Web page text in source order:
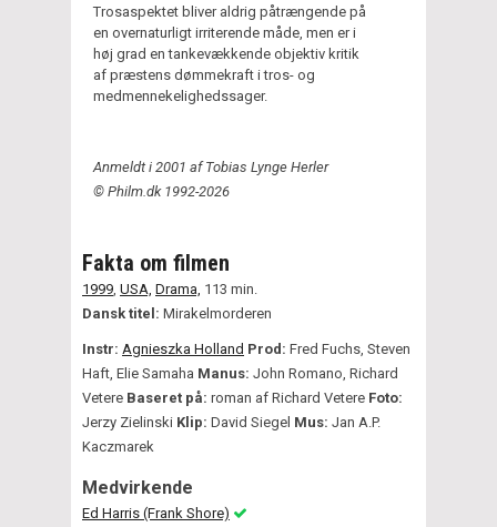
Trosaspektet bliver aldrig påtrængende på
en overnaturligt irriterende måde, men er i
høj grad en tankevækkende objektiv kritik
af præstens dømmekraft i tros- og
medmennekelighedssager.
Anmeldt i 2001 af Tobias Lynge Herler
© Philm.dk 1992-2026
Fakta om filmen
1999 USA, Drama, 113 min.
Dansk titel: Mirakelmorderen
Instr: Agnieszka Holland Prod: Fred Fuchs, Steven
Haft, Elie Samaha Manus: John Romano, Richard
Vetere Baseret på: roman af Richard Vetere Foto:
Jerzy Zielinski Klip: David Siegel Mus: Jan A.P.
Kaczmarek
Medvirkende
Ed Harris (Frank Shore)